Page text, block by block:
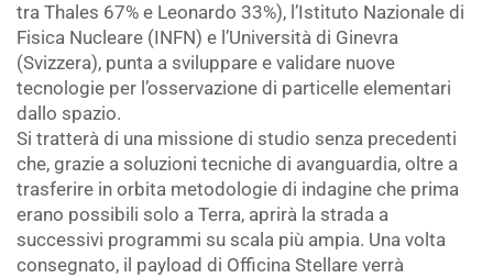
tra Thales 67% e Leonardo 33%), l’Istituto Nazionale di
Fisica Nucleare (INFN) e l’Università di Ginevra
(Svizzera), punta a sviluppare e validare nuove
tecnologie per l’osservazione di particelle elementari
dallo spazio.
Si tratterà di una missione di studio senza precedenti
che, grazie a soluzioni tecniche di avanguardia, oltre a
trasferire in orbita metodologie di indagine che prima
erano possibili solo a Terra, aprirà la strada a
successivi programmi su scala più ampia. Una volta
consegnato, il payload di Officina Stellare verrà